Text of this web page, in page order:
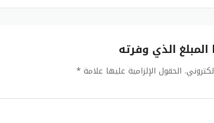
المبلغ الذي وفرته
الحقول الإلزامية عليها علامة *